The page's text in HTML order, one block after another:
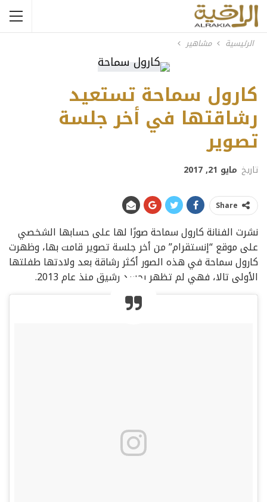
الرئيسية مشاهير
كارول سماحة تستعيد
رشاقتها في أخر جلسة
تصوير
تاريخ مايو 21, 2017
Share
نشرت الفنانة كارول سماحة صورًا لها على حسابها الشخصي
على موقع “إنستقرام” من أخر جلسة تصوير قامت بها، وظهرت
كارول سماحة في هذه الصور أكثر رشاقة بعد ولادتها طفلتها
الأولى تالا، فهي لم تظهر بجسد رشيق منذ عام 2013.